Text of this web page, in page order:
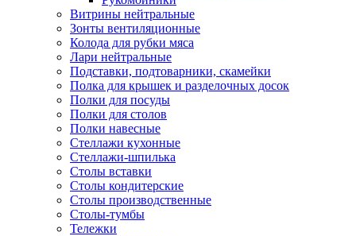
Витрины нейтральные
Зонты вентиляционные
Колода для рубки мяса
Лари нейтральные
Подставки, подтоварники, скамейки
Полка для крышек и разделочных досок
Полки для посуды
Полки для столов
Полки навесные
Стеллажи кухонные
Стеллажи-шпилька
Столы вставки
Столы кондитерские
Столы производственные
Столы-тумбы
Тележки